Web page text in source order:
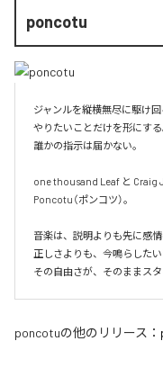
poncotu
ジャンルを縦横無尽に駆け回
やりたいことだけを形にする
誰かの指示は届かない。
one thousand Leaf と Craig
Poncotu（ポンコツ）。
音楽は、説明よりも先に感情
正しさよりも、今鳴らしたい
その自由さが、そのままスタ
poncotuの他のリリース：